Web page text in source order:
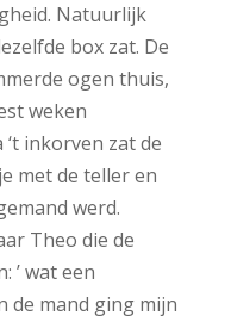
Natuurlijk
box zat. De
ogen thuis,
weken
inkorven zat de
met de teller en
werd.
Theo die de
’ wat een
de mand ging mijn